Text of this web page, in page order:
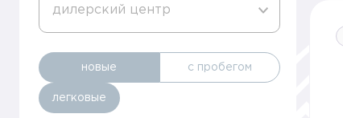
дилерский центр
новые с пробегом
легковые